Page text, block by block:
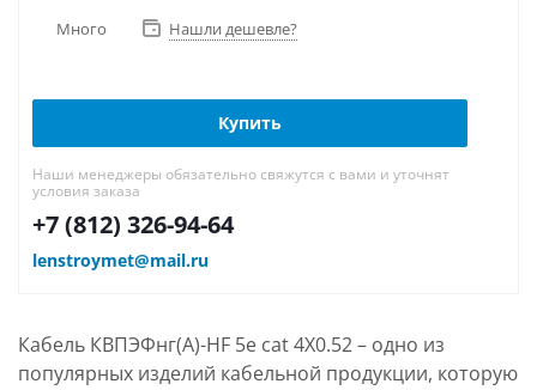
Много Нашли дешевле?
Купить
Наши менеджеры обязательно свяжутся с вами и уточнят
условия заказа
+7 (812) 326-94-64
lenstroymet@mail.ru
Кабель КВПЭФнг(А)-HF 5е cat 4Х0.52 – одно из
популярных изделий кабельной продукции, которую